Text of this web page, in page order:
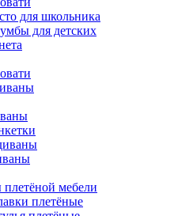
для школьника
для детских
мебели
плетёные